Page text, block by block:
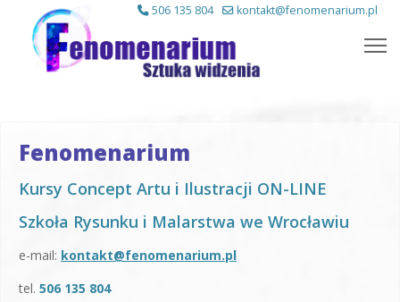
506 135 804 kontakt@fenomenarium.pl
Fenomenarium
Kursy Concept Artu i Ilustracji ON-LINE
Szkoła Rysunku i Malarstwa we Wrocławiu
e-mail: kontakt@fenomenarium.pl
tel. 506 135 804